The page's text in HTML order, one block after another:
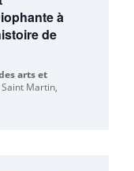
à
de
arts et
Martin,